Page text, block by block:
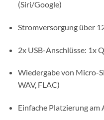
(Siri/Google)
Stromversorgung über
2x USB-Anschlüsse: 1x
Wiedergabe von Micro-
WAV, FLAC)
Einfache Platzierung